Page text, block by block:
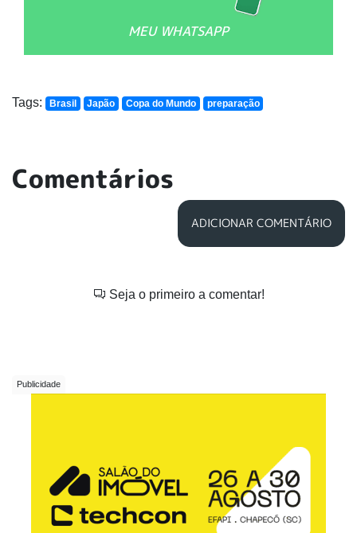
MEU WHATSAPP
Tags: Brasil Japão Copa do Mundo preparação
Comentários
ADICIONAR COMENTÁRIO
Seja o primeiro a comentar!